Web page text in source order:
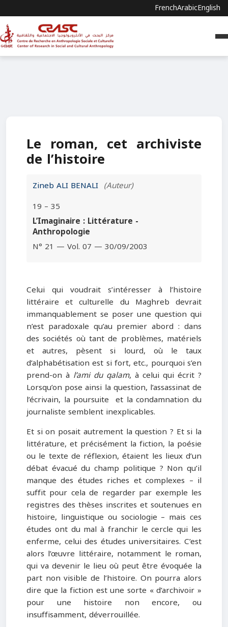
FrenchArabicEnglish
Le roman, cet archiviste
de l’histoire
Zineb ALI BENALI (Auteur)
19 – 35
L’Imaginaire : Littérature -
Anthropologie
N° 21 — Vol. 07 — 30/09/2003
Celui qui voudrait s’intéresser à l’histoire
littéraire et culturelle du Maghreb devrait
immanquablement se poser une question qui
n’est paradoxale qu’au premier abord : dans
des sociétés où tant de problèmes, matériels
et autres, pèsent si lourd, où le taux
d’alphabétisation est si fort, etc., pourquoi s’en
prend-on à l’ami du qalam, à celui qui écrit ?
Lorsqu’on pose ainsi la question, l’assassinat de
l’écrivain, la poursuite et la condamnation du
journaliste semblent inexplicables.
Et si on posait autrement la question ? Et si la
littérature, et précisément la fiction, la poésie
ou le texte de réflexion, étaient les lieux d’un
débat évacué du champ politique ? Non qu’il
manque des études riches et complexes – il
suffit pour cela de regarder par exemple les
registres des thèses inscrites et soutenues en
histoire, linguistique ou sociologie – mais ces
études ont du mal à franchir le cercle qui les
enferme, celui des études universitaires. C’est
alors l’œuvre littéraire, notamment le roman,
qui va devenir le lieu où peut être évoquée la
part non visible de l’histoire. On pourra alors
dire que la fiction est une sorte « d’archivoir »
pour une histoire non encore, ou
insuffisamment, déverrouillée.